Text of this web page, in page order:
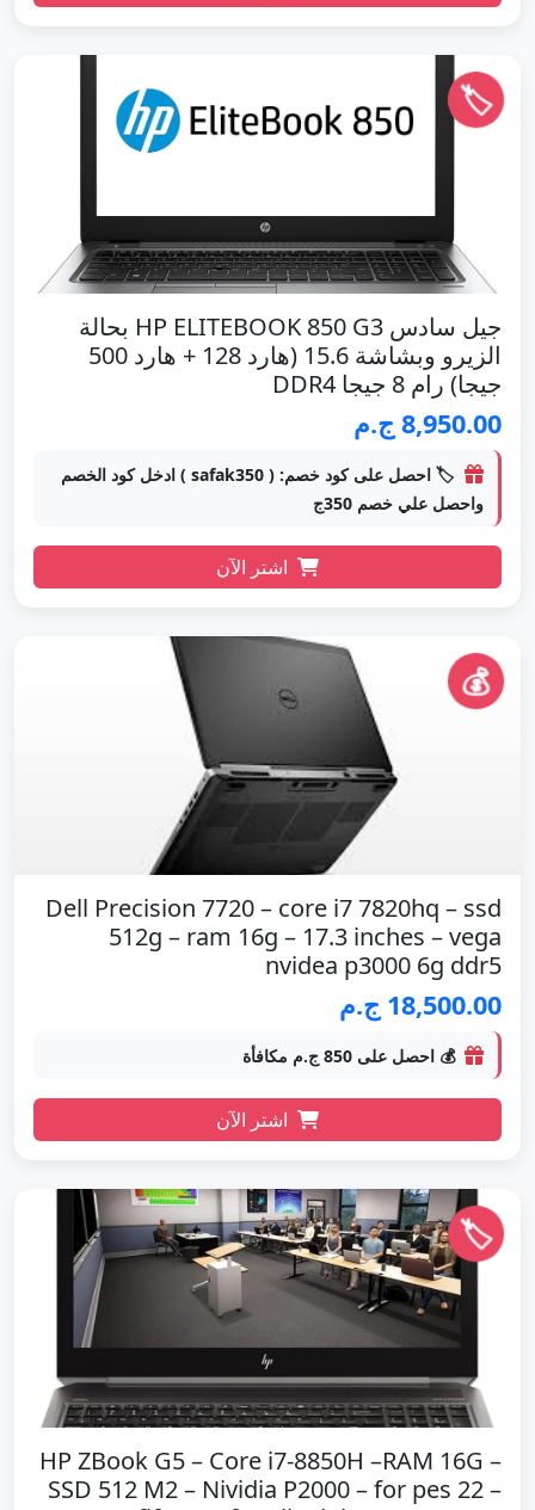
🏷️
جيل سادس HP ELITEBOOK 850 G3 بحالة
الزيرو وبشاشة 15.6 (هارد 128 + هارد 500
جيجا) رام 8 جيجا DDR4
8,950.00 ج.م
🏷️ احصل على كود خصم: ( safak350 ) ادخل كود الخصم
واحصل علي خصم 350ج
اشتر الآن
💰
Dell Precision 7720 – core i7 7820hq – ssd
512g – ram 16g – 17.3 inches – vega
nvidea p3000 6g ddr5
18,500.00 ج.م
💰 احصل على 850 ج.م مكافأة
اشتر الآن
🏷️
HP ZBook G5 – Core i7-8850H –RAM 16G –
SSD 512 M2 – Nividia P2000 – for pes 22 –